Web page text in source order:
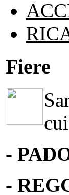
Fiere
-
-